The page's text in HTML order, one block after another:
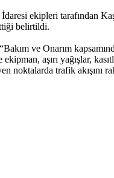
ekipleri tarafından
belirtildi.
ve Onarım
aşırı yağışlar,
noktalarda trafik